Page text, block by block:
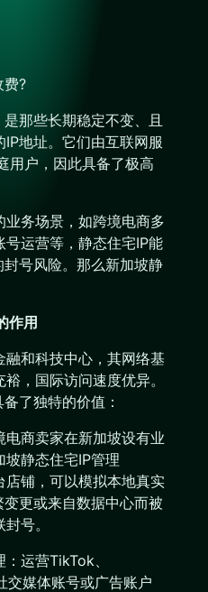
费?
那些长期稳定不变、且
地址。它们由互联网服
用户，因此具备了极高
务场景，如跨境电商多
号运营等，静态住宅IP能
号风险。那么新加坡静
作用
和科技中心，其网络基
，国际访问速度优异。
了独特的价值：
商卖家在新加坡设有业
静态住宅IP管理
铺，可以模拟本地真实
更或来自数据中心而被
号。
运营TikTok、
媒体账号或广告账户